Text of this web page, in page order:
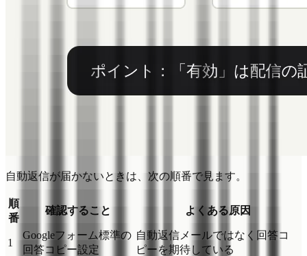
自動返信が届かないときは、次の順番で見ます。
順
番
確認すること よくある原因
1
Googleフォーム標準の
回答コピー設定
自動返信メールではなく回答コ
ピーを期待している